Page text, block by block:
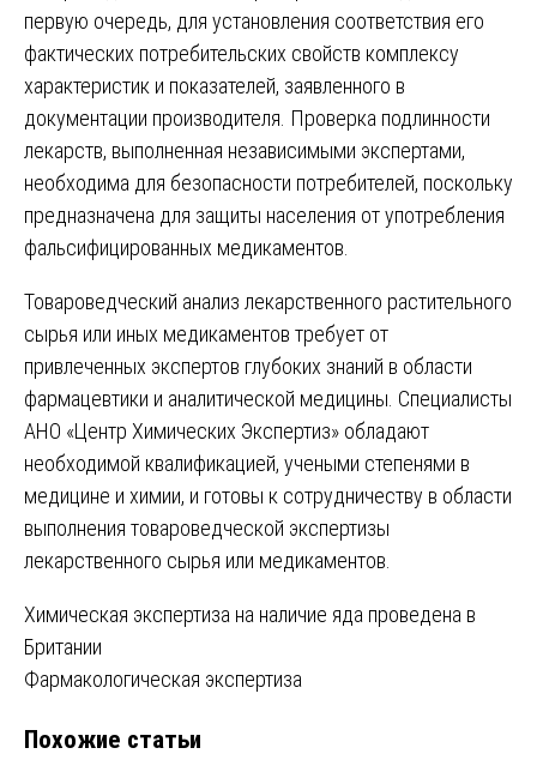
первую очередь, для установления соответствия его
фактических потребительских свойств комплексу
характеристик и показателей, заявленного в
документации производителя. Проверка подлинности
лекарств, выполненная независимыми экспертами,
необходима для безопасности потребителей, поскольку
предназначена для защиты населения от употребления
фальсифицированных медикаментов.
Товароведческий анализ лекарственного растительного
сырья или иных медикаментов требует от
привлеченных экспертов глубоких знаний в области
фармацевтики и аналитической медицины. Специалисты
АНО «Центр Химических Экспертиз» обладают
необходимой квалификацией, учеными степенями в
медицине и химии, и готовы к сотрудничеству в области
выполнения товароведческой экспертизы
лекарственного сырья или медикаментов.
Навигация
по
Химическая экспертиза на наличие яда проведена в
Британии
Фармакологическая экспертиза
Похожие статьи